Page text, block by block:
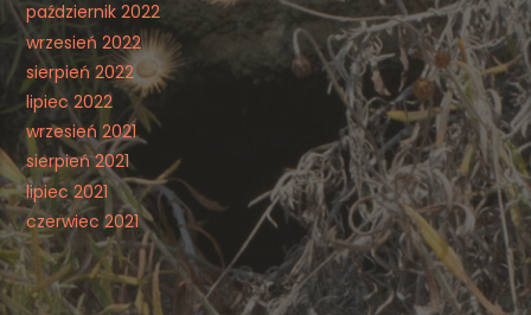
październik 2022
wrzesień 2022
sierpień 2022
lipiec 2022
wrzesień 2021
sierpień 2021
lipiec 2021
czerwiec 2021